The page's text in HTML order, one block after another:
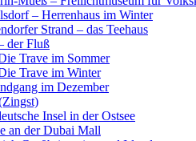
– Herrenhaus im Winter
Strand – das Teehaus
der Fluß
Trave im Sommer
Trave im Winter
im Dezember
Insel in der Ostsee
an der Dubai Mall